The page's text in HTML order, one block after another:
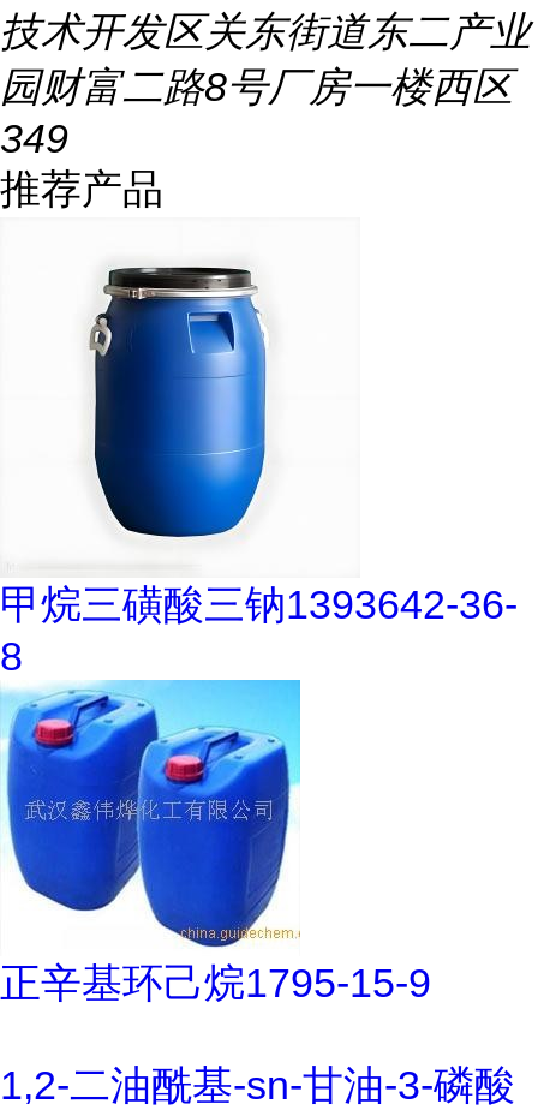
技术开发区关东街道东二产业
园财富二路8号厂房一楼西区
349
推荐产品
甲烷三磺酸三钠1393642-36-
8
正辛基环己烷1795-15-9
1,2-二油酰基-sn-甘油-3-磷酸